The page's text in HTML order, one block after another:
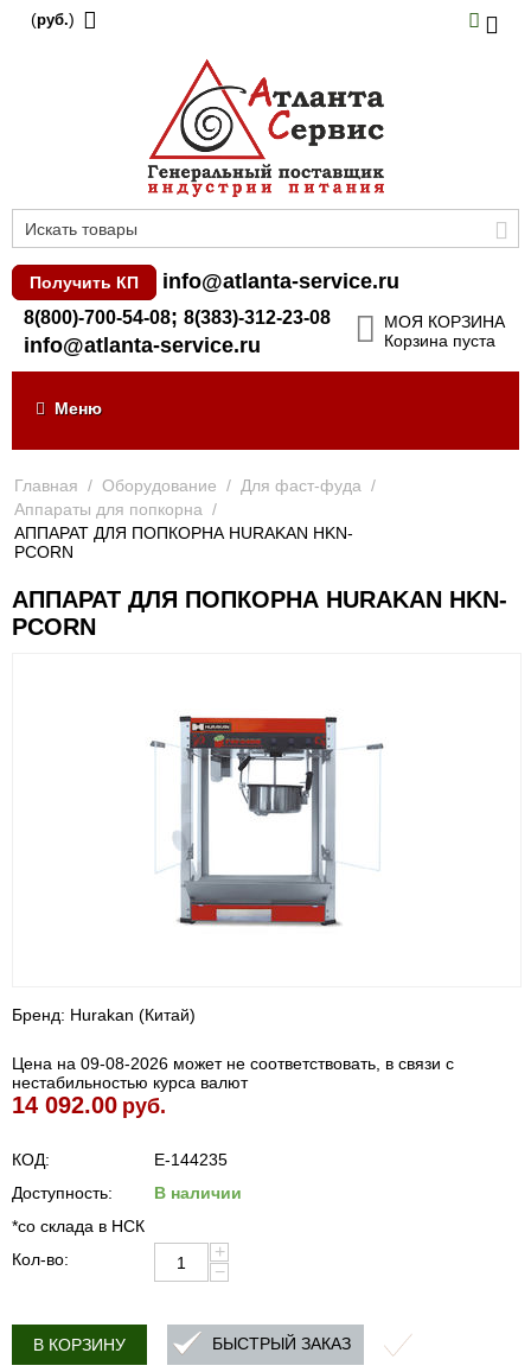
(руб.)
Получить КП info@atlanta-service.ru
8(800)-700-54-08; 8(383)-312-23-08
info@atlanta-service.ru
МОЯ КОРЗИНА
Корзина пуста
Меню
Главная / Оборудование / Для фаст-фуда /
Аппараты для попкорна /
АППАРАТ ДЛЯ ПОПКОРНА HURAKAN HKN-
PCORN
АППАРАТ ДЛЯ ПОПКОРНА HURAKAN HKN-
PCORN
Бренд: Hurakan (Китай)
Цена на 09-08-2026 может не соответствовать, в связи с
нестабильностью курса валют
14 092.00 руб.
КОД:
E-144235
Доступность:
В наличии
*со склада в НСК
Кол-во:
+
−
В КОРЗИНУ БЫСТРЫЙ ЗАКАЗ